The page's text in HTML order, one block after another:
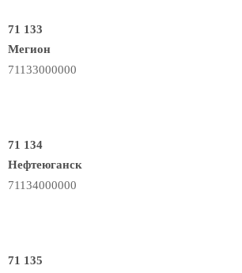
71 133
Мегион
71133000000
71 134
Нефтеюганск
71134000000
71 135